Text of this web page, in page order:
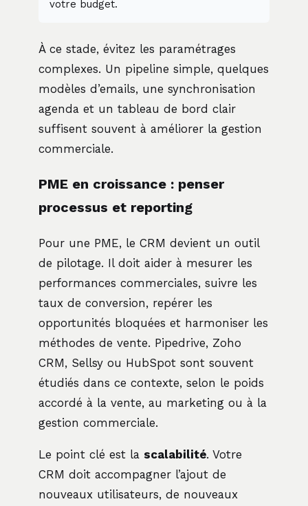
votre budget.
À ce stade, évitez les paramétrages
complexes. Un pipeline simple, quelques
modèles d’emails, une synchronisation
agenda et un tableau de bord clair
suffisent souvent à améliorer la gestion
commerciale.
PME en croissance : penser
processus et reporting
Pour une PME, le CRM devient un outil
de pilotage. Il doit aider à mesurer les
performances commerciales, suivre les
taux de conversion, repérer les
opportunités bloquées et harmoniser les
méthodes de vente. Pipedrive, Zoho
CRM, Sellsy ou HubSpot sont souvent
étudiés dans ce contexte, selon le poids
accordé à la vente, au marketing ou à la
gestion commerciale.
Le point clé est la scalabilité. Votre
CRM doit accompagner l’ajout de
nouveaux utilisateurs, de nouveaux